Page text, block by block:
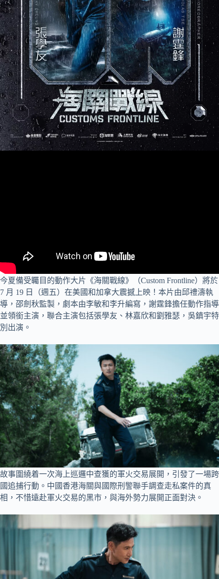
今夏備受矚目的動作大片《海關戰線》（Custom Frontline）將於
7 月 19 日（週五）在美國和加拿大震撼上映！本片由邱禮濤執
導，邵劍秋監製，劇本由李敏和李升編寫，謝霆鋒擔任動作指導
並領銜主演，聯合主演包括張學友、林嘉欣和劉雅瑟，吳鎮宇特
別出演。
故事圍繞着一次海上巡邏中查獲的軍火交易展開，引發了一場跨
國追捕行動。中國香港海關與國際刑警聯手調查走私案件的真
相，不惜遠赴軍火交易的黑市，與海外勢力展開正面對決。